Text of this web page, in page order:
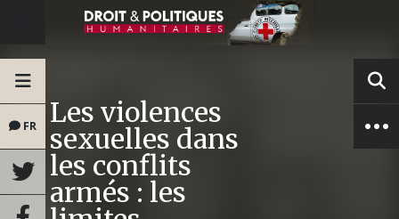
FR Les violences
sexuelles dans
les conflits
armés : les